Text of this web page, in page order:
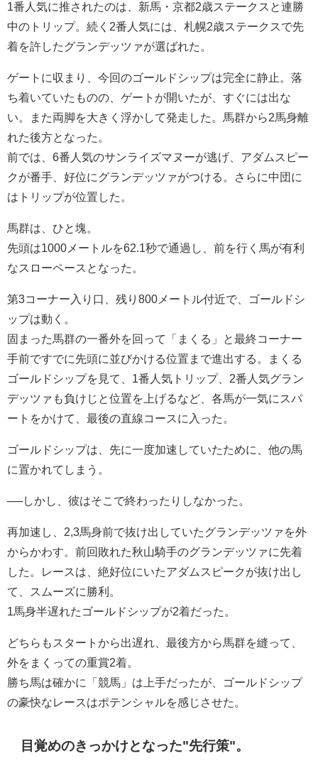
1番人気に推されたのは、新馬・京都2歳ステークスと連勝
中のトリップ。続く2番人気には、札幌2歳ステークスで先
着を許したグランデッツァが選ばれた。
ゲートに収まり、今回のゴールドシップは完全に静止。落
ち着いていたものの、ゲートが開いたが、すぐには出な
い。また両脚を大きく浮かして発走した。馬群から2馬身離
れた後方となった。
前では、6番人気のサンライズマヌーが逃げ、アダムスピー
クが番手、好位にグランデッツァがつける。さらに中団に
はトリップが位置した。
馬群は、ひと塊。
先頭は1000メートルを62.1秒で通過し、前を行く馬が有利
なスローペースとなった。
第3コーナー入り口、残り800メートル付近で、ゴールドシ
ップは動く。
固まった馬群の一番外を回って「まくる」と最終コーナー
手前ですでに先頭に並びかける位置まで進出する。まくる
ゴールドシップを見て、1番人気トリップ、2番人気グラン
デッツァも負けじと位置を上げるなど、各馬が一気にスパ
ートをかけて、最後の直線コースに入った。
ゴールドシップは、先に一度加速していたために、他の馬
に置かれてしまう。
──しかし、彼はそこで終わったりしなかった。
再加速し、2,3馬身前で抜け出していたグランデッツァを外
からかわす。前回敗れた秋山騎手のグランデッツァに先着
した。レースは、絶好位にいたアダムスピークが抜け出し
て、スムーズに勝利。
1馬身半遅れたゴールドシップが2着だった。
どちらもスタートから出遅れ、最後方から馬群を縫って、
外をまくっての重賞2着。
勝ち馬は確かに「競馬」は上手だったが、ゴールドシップ
の豪快なレースはポテンシャルを感じさせた。
目覚めのきっかけとなった"先行策"。